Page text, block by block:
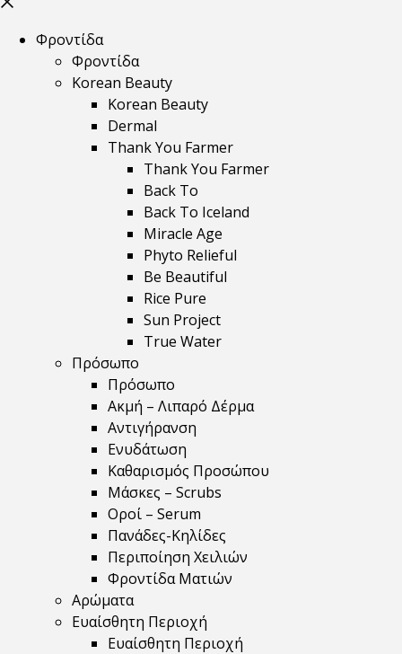
Φροντίδα
Φροντίδα
Korean Beauty
Korean Beauty
Dermal
Thank You Farmer
Thank You Farmer
Back To
Back To Iceland
Miracle Age
Phyto Relieful
Be Beautiful
Rice Pure
Sun Project
True Water
Πρόσωπο
Πρόσωπο
Ακμή – Λιπαρό Δέρμα
Αντιγήρανση
Ενυδάτωση
Καθαρισμός Προσώπου
Μάσκες – Scrubs
Οροί – Serum
Πανάδες-Κηλίδες
Περιποίηση Χειλιών
Φροντίδα Ματιών
Αρώματα
Ευαίσθητη Περιοχή
Ευαίσθητη Περιοχή